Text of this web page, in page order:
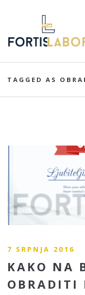
TAGGED AS
7 SRPNJA 2016
KAKO NA
OBRADITI